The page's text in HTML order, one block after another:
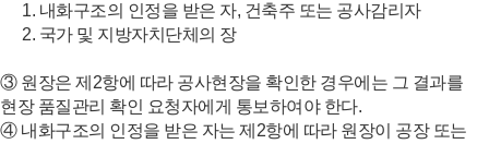
1. 내화구조의 인정을 받은 자, 건축주 또는 공사감리자
2. 국가 및 지방자치단체의 장
③ 원장은 제2항에 따라 공사현장을 확인한 경우에는 그 결과를
현장 품질관리 확인 요청자에게 통보하여야 한다.
④ 내화구조의 인정을 받은 자는 제2항에 따라 원장이 공장 또는